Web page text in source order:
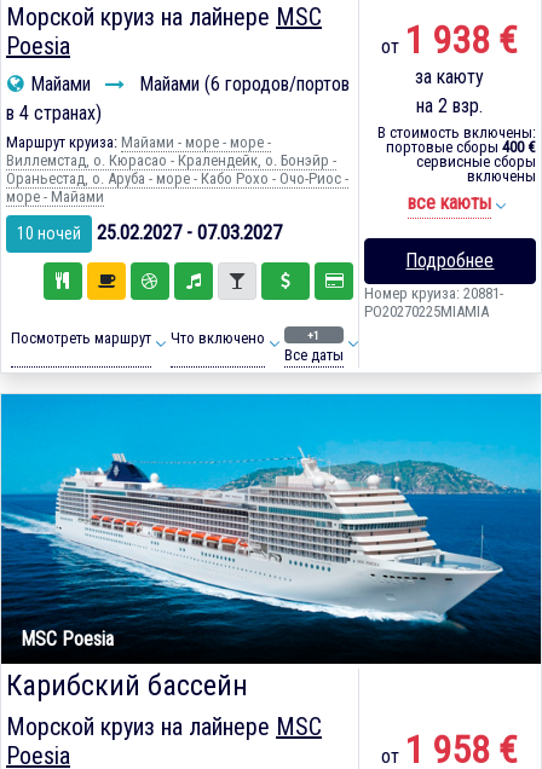
Морской круиз на лайнере MSC
Poesia
Майами
Майами (6 городов/портов
в 4 странах)
Маршрут круиза: Майами - море - море -
Виллемстад, о. Кюрасао - Кралендейк, о. Бонэйр -
Ораньестад, о. Аруба - море - Кабо Рохо - Очо-Риос -
море - Майами
10 ночей 25.02.2027 - 07.03.2027
Посмотреть маршрут Что включено +1
Все даты
от 1 938 €
за каюту
на 2 взр.
В стоимость включены:
портовые сборы 400 €
сервисные сборы
включены
все каюты
Подробнее
Номер круиза: 20881-
PO20270225MIAMIA
MSC Poesia
Карибский бассейн
Морской круиз на лайнере MSC
Poesia
от 1 958 €